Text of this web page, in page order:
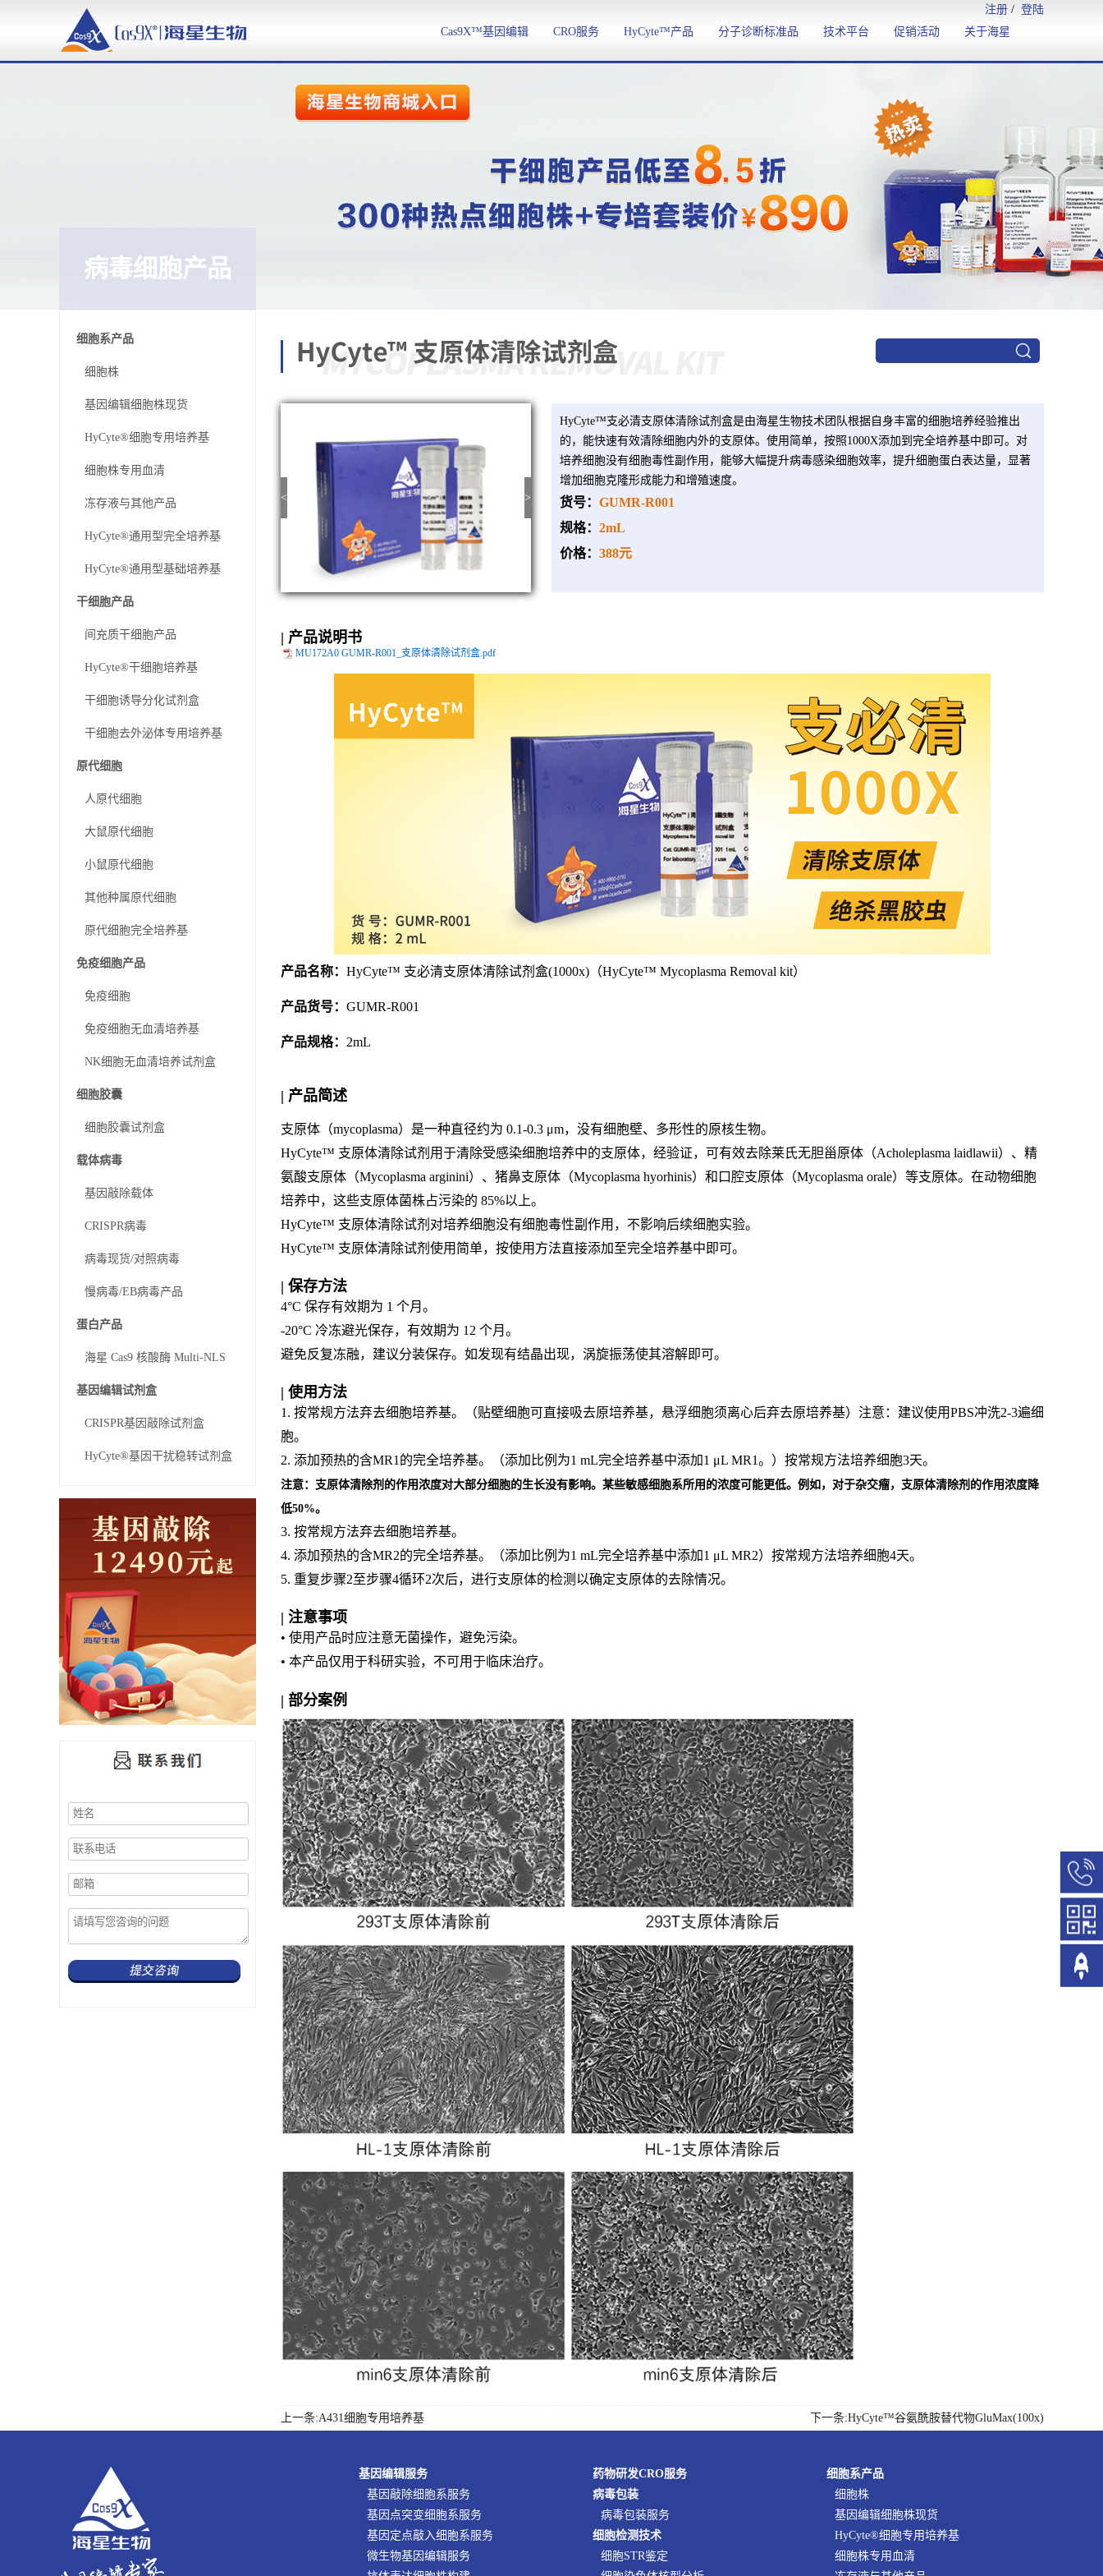
Cas9X™基因编辑 CRO服务 HyCyte™产品 分子诊断标准品 技术平台 促销活动 关于海星
注册 / 登陆
病毒细胞产品
细胞系产品
细胞株
基因编辑细胞株现货
HyCyte®细胞专用培养基
细胞株专用血清
冻存液与其他产品
HyCyte®通用型完全培养基
HyCyte®通用型基础培养基
干细胞产品
间充质干细胞产品
HyCyte®干细胞培养基
干细胞诱导分化试剂盒
干细胞去外泌体专用培养基
原代细胞
人原代细胞
大鼠原代细胞
小鼠原代细胞
其他种属原代细胞
原代细胞完全培养基
免疫细胞产品
免疫细胞
免疫细胞无血清培养基
NK细胞无血清培养试剂盒
细胞胶囊
细胞胶囊试剂盒
载体病毒
基因敲除载体
CRISPR病毒
病毒现货/对照病毒
慢病毒/EB病毒产品
蛋白产品
海星 Cas9 核酸酶 Multi-NLS
基因编辑试剂盒
CRISPR基因敲除试剂盒
HyCyte®基因干扰稳转试剂盒
< >
HyCyte™支必清支原体清除试剂盒是由海星生物技术团队根据自身丰富的细胞培养经验推出
的，能快速有效清除细胞内外的支原体。使用简单，按照1000X添加到完全培养基中即可。对
培养细胞没有细胞毒性副作用，能够大幅提升病毒感染细胞效率，提升细胞蛋白表达量，显著
增加细胞克隆形成能力和增殖速度。
货号： GUMR-R001
规格： 2mL
价格： 388元
| 产品说明书
MU172A0 GUMR-R001_支原体清除试剂盒.pdf
产品名称： HyCyte™ 支必清支原体清除试剂盒(1000x) （HyCyte™ Mycoplasma Removal kit）
产品货号： GUMR-R001
产品规格： 2mL
| 产品简述
支原体（mycoplasma）是一种直径约为 0.1-0.3 μm，没有细胞壁、多形性的原核生物。
HyCyte™ 支原体清除试剂用于清除受感染细胞培养中的支原体，经验证，可有效去除莱氏无胆甾原体（Acholeplasma laidlawii）、精
氨酸支原体（Mycoplasma arginini）、猪鼻支原体（Mycoplasma hyorhinis）和口腔支原体（Mycoplasma orale）等支原体。在动物细胞
培养中，这些支原体菌株占污染的 85%以上。
HyCyte™ 支原体清除试剂对培养细胞没有细胞毒性副作用，不影响后续细胞实验。
HyCyte™ 支原体清除试剂使用简单，按使用方法直接添加至完全培养基中即可。
| 保存方法
4°C 保存有效期为 1 个月。
-20°C 冷冻避光保存，有效期为 12 个月。
避免反复冻融，建议分装保存。如发现有结晶出现，涡旋振荡使其溶解即可。
| 使用方法
1. 按常规方法弃去细胞培养基。（贴壁细胞可直接吸去原培养基，悬浮细胞须离心后弃去原培养基）注意：建议使用PBS冲洗2-3遍细
胞。
2. 添加预热的含MR1的完全培养基。（添加比例为1 mL完全培养基中添加1 μL MR1。）按常规方法培养细胞3天。
注意：支原体清除剂的作用浓度对大部分细胞的生长没有影响。某些敏感细胞系所用的浓度可能更低。例如，对于杂交瘤，支原体清除剂的作用浓度降
低50%。
3. 按常规方法弃去细胞培养基。
4. 添加预热的含MR2的完全培养基。（添加比例为1 mL完全培养基中添加1 μL MR2）按常规方法培养细胞4天。
5. 重复步骤2至步骤4循环2次后，进行支原体的检测以确定支原体的去除情况。
| 注意事项
• 使用产品时应注意无菌操作，避免污染。
• 本产品仅用于科研实验，不可用于临床治疗。
| 部分案例
上一条:A431细胞专用培养基 下一条:HyCyte™谷氨酰胺替代物GluMax(100x)
基因编辑服务
基因敲除细胞系服务
基因点突变细胞系服务
基因定点敲入细胞系服务
微生物基因编辑服务
药物研发CRO服务
病毒包装
病毒包装服务
细胞检测技术
细胞STR鉴定
细胞系产品
细胞株
基因编辑细胞株现货
HyCyte®细胞专用培养基
细胞株专用血清